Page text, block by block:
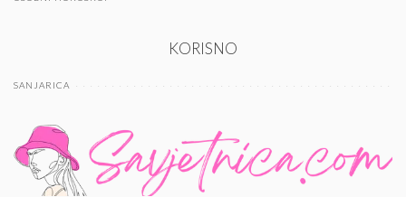
KORISNO
SANJARICA